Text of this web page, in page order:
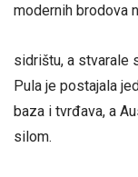
modernih brodova
sidrištu, a stvarale
Pula je postajala
baza i tvrđava, a
silom.